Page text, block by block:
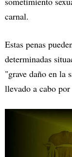
carnal.
Estas penas
determinadas
"grave daño en la
llevado a cabo